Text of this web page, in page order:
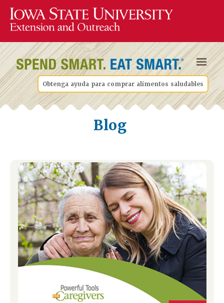
Obtenga ayuda para comprar alimentos saludables
Blog